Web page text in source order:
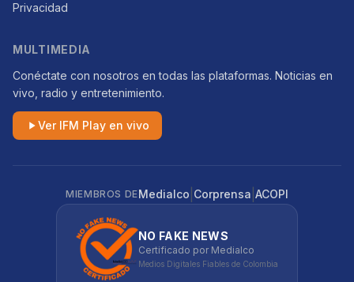
Privacidad
MULTIMEDIA
Conéctate con nosotros en todas las plataformas. Noticias en
vivo, radio y entretenimiento.
Ver IFM Play en vivo
MIEMBROS DEMedialco Corprensa ACOPI
NO FAKE NEWS
Certificado por Medialco
Medios Digitales Fiables de Colombia